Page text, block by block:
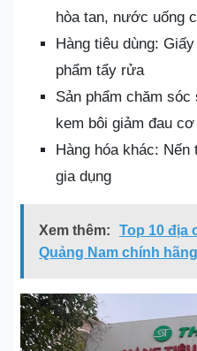
hòa tan, nước uống
Hàng tiêu dùng:
phẩm tẩy rửa
Sản phẩm chăm
kem bôi giảm đau cơ
Hàng hóa khác:
gia dụng
Xem thêm:
Top 10 địa
Quảng Nam chính hãng